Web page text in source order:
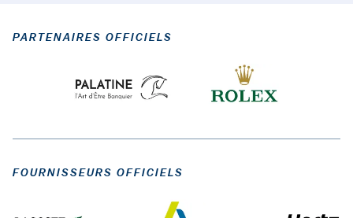
PARTENAIRES OFFICIELS
FOURNISSEURS OFFICIELS